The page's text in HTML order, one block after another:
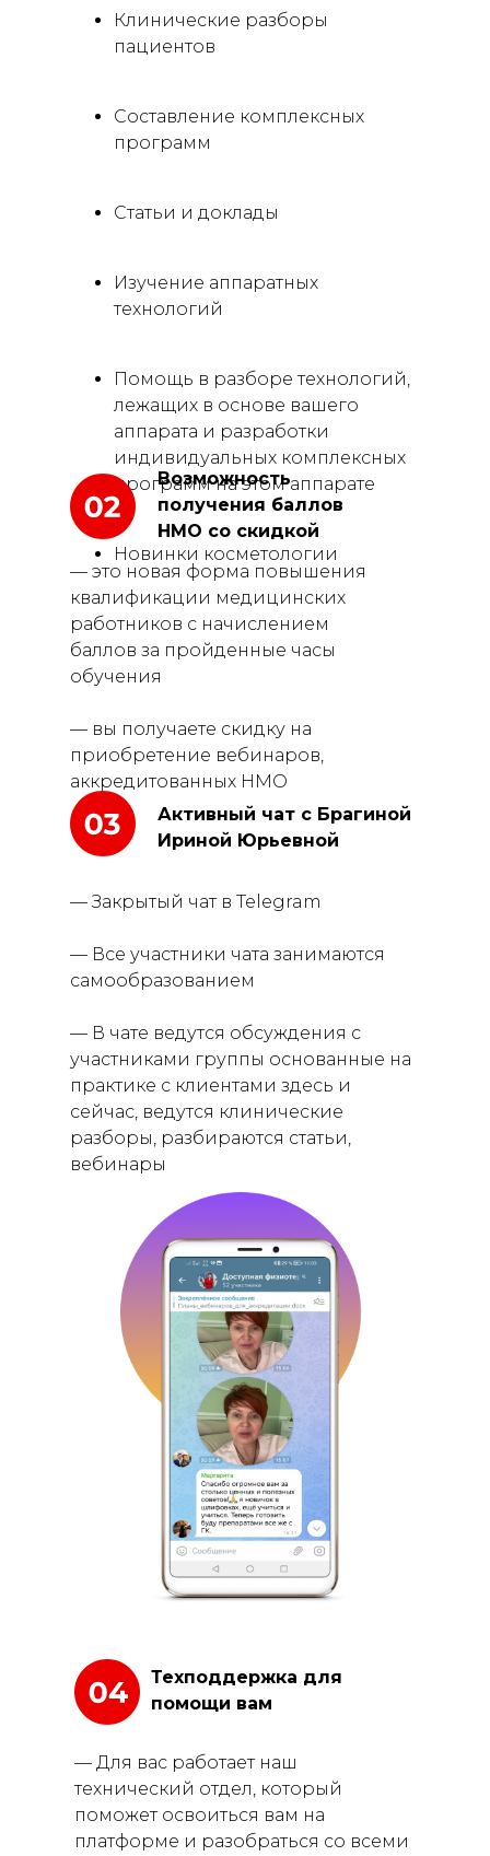
Клинические разборы
пациентов
Составление комплексных
программ
Статьи и доклады
Изучение аппаратных
технологий
Помощь в разборе технологий,
лежащих в основе вашего
аппарата и разработки
индивидуальных комплексных
программ на этом аппарате
Новинки косметологии
Активный чат с Брагиной
Ириной Юрьевной
— Закрытый чат в Telegram
— Все участники чата занимаются
самообразованием
— В чате ведутся обсуждения с
участниками группы основанные на
практике с клиентами здесь и
сейчас, ведутся клинические
разборы, разбираются статьи,
вебинары
Возможность
получения баллов
НМО со скидкой
— это новая форма повышения
квалификации медицинских
работников с начислением
баллов за пройденные часы
обучения
— вы получаете скидку на
приобретение вебинаров,
аккредитованных НМО
Техподдержка для
помощи вам
— Для вас работает наш
технический отдел, который
поможет освоиться вам на
платформе и разобраться со всеми